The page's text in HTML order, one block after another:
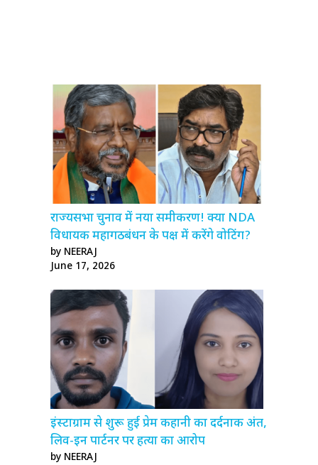
राज्यसभा चुनाव में नया समीकरण! क्या NDA
विधायक महागठबंधन के पक्ष में करेंगे वोटिंग?
by NEERAJ
June 17, 2026
इंस्टाग्राम से शुरू हुई प्रेम कहानी का दर्दनाक अंत,
लिव-इन पार्टनर पर हत्या का आरोप
by NEERAJ